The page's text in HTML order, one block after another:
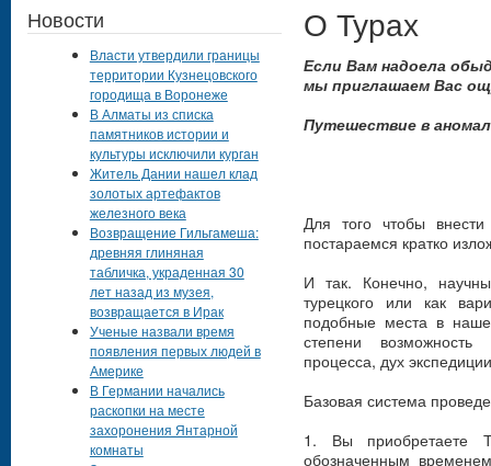
О Турах
Если Вам надоела
мы приглашаем Вас
Путешествие в
Для того чтобы
постараемся кратко
И так. Конечно,
турецкого или как
подобные места в
степени
процесса, дух
Базовая система
1. Вы приобретаете
обозначенным
Новости
Власти утвердили границы
территории Кузнецовского
городища в Воронеже
В Алматы из списка
памятников истории и
культуры исключили курган
Житель Дании нашел клад
золотых артефактов
железного века
Возвращение Гильгамеша:
древняя глиняная
табличка, украденная 30
лет назад из музея,
возвращается в Ирак
Ученые назвали время
появления первых людей в
Америке
В Германии начались
раскопки на месте
захоронения Янтарной
комнаты